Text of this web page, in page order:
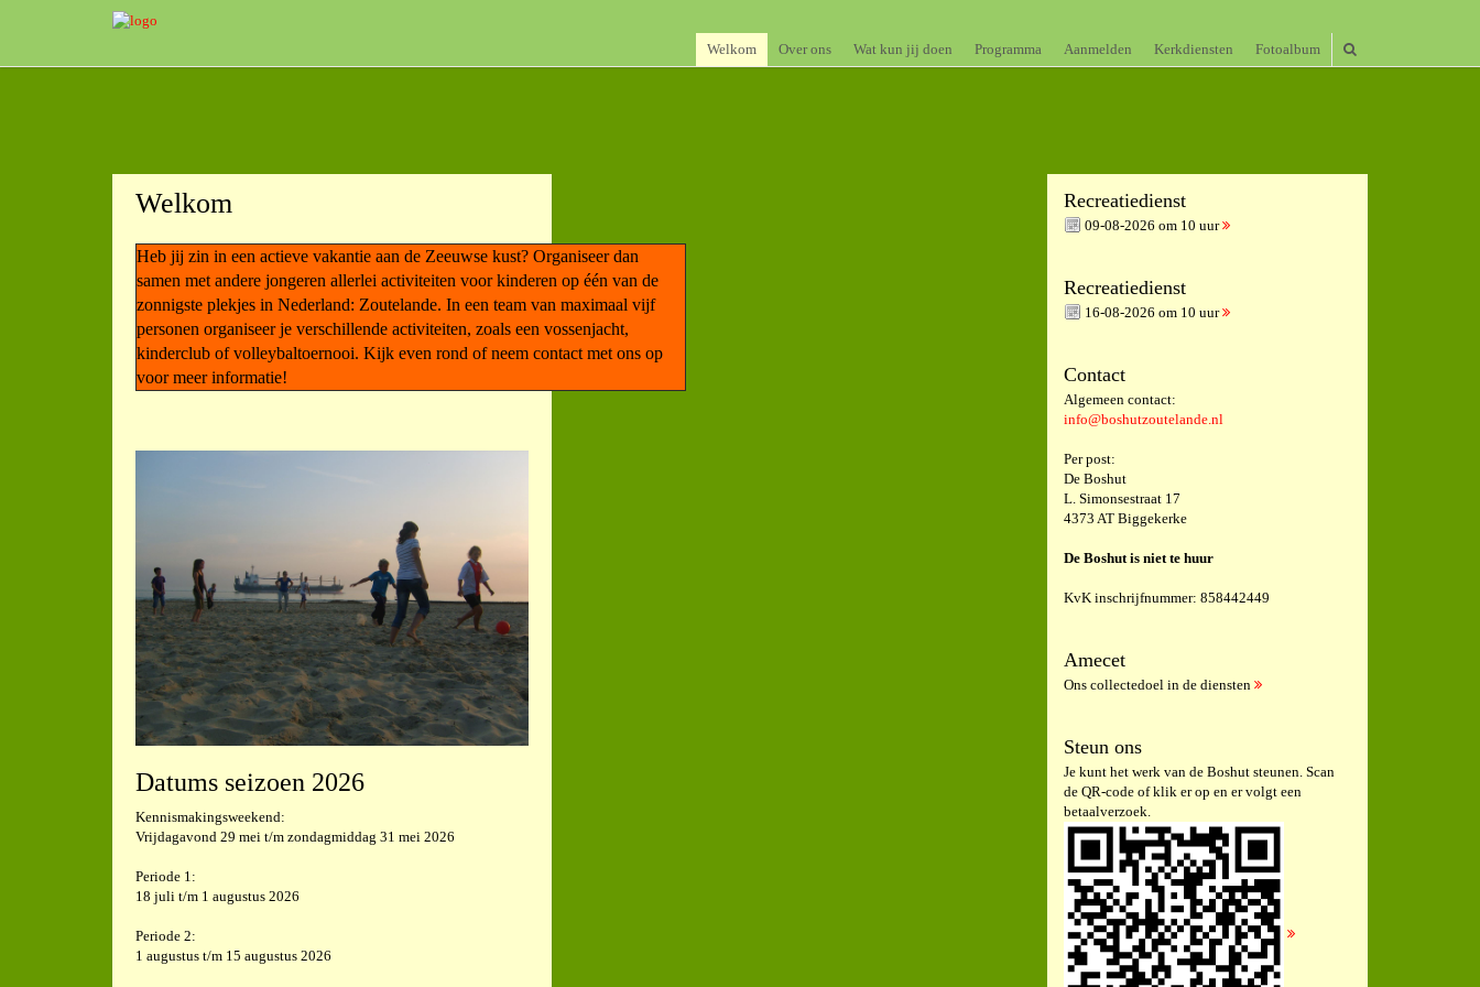
Welkom Over ons Wat kun jij doen Programma Aanmelden Kerkdiensten Fotoalbum
Welkom
Heb jij zin in een actieve vakantie aan de Zeeuwse kust? Organiseer dan
samen met andere jongeren allerlei activiteiten voor kinderen op één van de
zonnigste plekjes in Nederland: Zoutelande. In een team van maximaal vijf
personen organiseer je verschillende activiteiten, zoals een vossenjacht,
kinderclub of volleybaltoernooi. Kijk even rond of neem contact met ons op
voor meer informatie!
Datums seizoen 2026
Kennismakingsweekend:
Vrijdagavond 29 mei t/m zondagmiddag 31 mei 2026
Periode 1:
18 juli t/m 1 augustus 2026
Periode 2:
1 augustus t/m 15 augustus 2026
Recreatiedienst
09-08-2026 om 10 uur
Recreatiedienst
16-08-2026 om 10 uur
Contact
Algemeen contact:
info@boshutzoutelande.nl
Per post:
De Boshut
L. Simonsestraat 17
4373 AT Biggekerke
De Boshut is niet te huur
KvK inschrijfnummer: 858442449
Amecet
Ons collectedoel in de diensten
Steun ons
Je kunt het werk van de Boshut steunen. Scan
de QR-code of klik er op en er volgt een
betaalverzoek.